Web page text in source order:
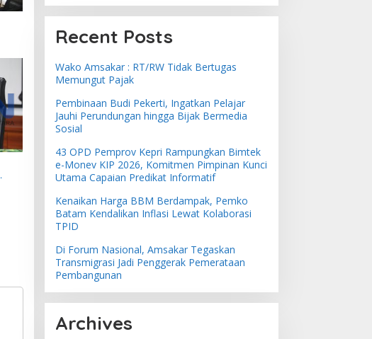
Recent Posts
Wako Amsakar : RT/RW Tidak Bertugas
Memungut Pajak
Pembinaan Budi Pekerti, Ingatkan Pelajar
Jauhi Perundungan hingga Bijak Bermedia
Sosial
43 OPD Pemprov Kepri Rampungkan Bimtek
e-Monev KIP 2026, Komitmen Pimpinan Kunci
Utama Capaian Predikat Informatif
Kenaikan Harga BBM Berdampak, Pemko
Batam Kendalikan Inflasi Lewat Kolaborasi
TPID
Di Forum Nasional, Amsakar Tegaskan
Transmigrasi Jadi Penggerak Pemerataan
Pembangunan
Archives